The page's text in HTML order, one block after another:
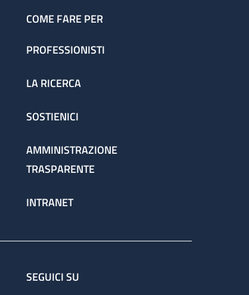
COME FARE PER
PROFESSIONISTI
LA RICERCA
SOSTIENICI
AMMINISTRAZIONE
TRASPARENTE
INTRANET
SEGUICI SU